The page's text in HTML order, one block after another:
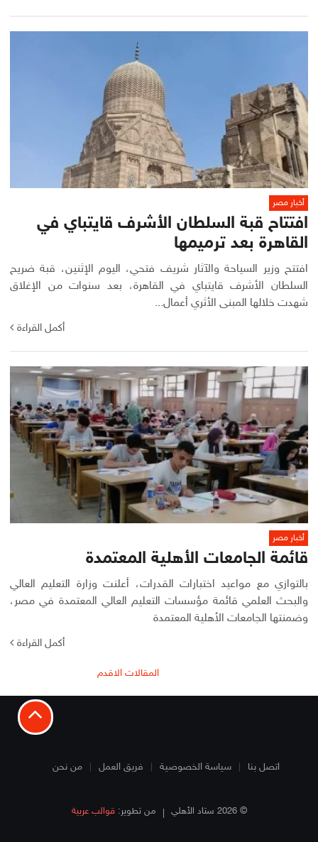
أخبار مصر
افتتاح قبة السلطان الأشرف قايتباي في
القاهرة بعد ترميمها
افتتح وزير السياحة والآثار شريف فتحي، اليوم الإثنين، قبة ضريح
السلطان الأشرف قايتباي في القاهرة، بعد سنوات من الإغلاق
شهدت خلالها المبنى الأثري أعمال...
أكمل القراءة
أخبار مصر
قائمة الجامعات الأهلية المعتمدة
بالتوازي مع مواعيد اختبارات القدرات، أعلنت وزارة التعليم العالي
والبحث العلمي قائمة مؤسسات التعليم العالي المعتمدة في مصر،
وضمنتها الجامعات الأهلية المعتمدة
أكمل القراءة
المقالات
المقالات الاقدم
اتصل بنا سياسة الخصوصية فريق العمل من نحن
© 2026 ستاد الأهلي من تطوير:قوالب عربية